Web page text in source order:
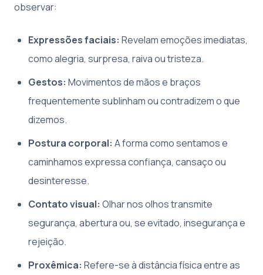
observar:
Expressões faciais: Revelam emoções imediatas,
como alegria, surpresa, raiva ou tristeza.
Gestos: Movimentos de mãos e braços
frequentemente sublinham ou contradizem o que
dizemos.
Postura corporal: A forma como sentamos e
caminhamos expressa confiança, cansaço ou
desinteresse.
Contato visual: Olhar nos olhos transmite
segurança, abertura ou, se evitado, insegurança e
rejeição.
Proxêmica: Refere-se à distância física entre as